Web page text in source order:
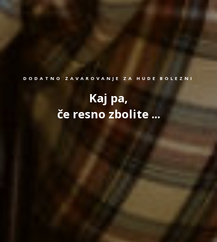
DODATNO ZAVAROVANJE ZA HUDE BOLEZNI
Kaj pa,
če resno zbolite ...